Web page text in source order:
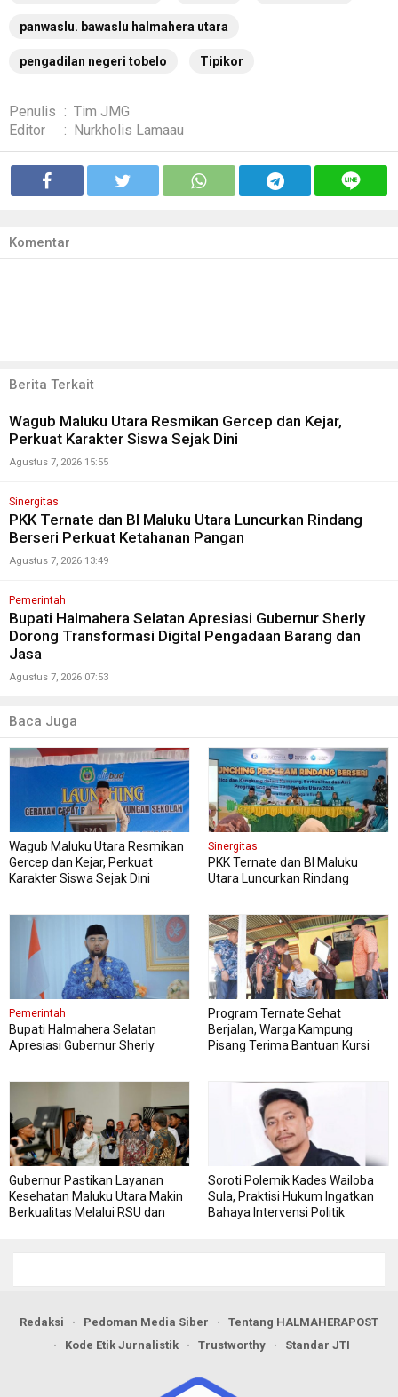
panwaslu. bawaslu halmahera utara
pengadilan negeri tobelo Tipikor
Penulis : Tim JMG
Editor
: Nurkholis Lamaau
Komentar
Berita Terkait
Wagub Maluku Utara Resmikan Gercep dan Kejar,
Perkuat Karakter Siswa Sejak Dini
Agustus 7, 2026 15:55
Sinergitas
PKK Ternate dan BI Maluku Utara Luncurkan Rindang
Berseri Perkuat Ketahanan Pangan
Agustus 7, 2026 13:49
Pemerintah
Bupati Halmahera Selatan Apresiasi Gubernur Sherly
Dorong Transformasi Digital Pengadaan Barang dan
Jasa
Agustus 7, 2026 07:53
Baca Juga
Wagub Maluku Utara Resmikan
Gercep dan Kejar, Perkuat
Karakter Siswa Sejak Dini
Sinergitas
PKK Ternate dan BI Maluku
Utara Luncurkan Rindang
Pemerintah
Bupati Halmahera Selatan
Apresiasi Gubernur Sherly
Program Ternate Sehat
Berjalan, Warga Kampung
Pisang Terima Bantuan Kursi
Gubernur Pastikan Layanan
Kesehatan Maluku Utara Makin
Berkualitas Melalui RSU dan
Soroti Polemik Kades Wailoba
Sula, Praktisi Hukum Ingatkan
Bahaya Intervensi Politik
Redaksi Pedoman Media Siber
Tentang HALMAHERAPOST
Kode Etik Jurnalistik
Trustworthy Standar JTI